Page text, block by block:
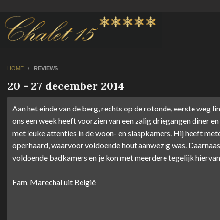
HOME / REVIEWS
20 - 27 december 2014
Aan het einde van de berg, rechts op de rotonde, eerste weg
ons een week heeft voorzien van een zalig driegangen diner
met leuke attenties in de woon- en slaapkamers. Hij heeft
openhaard, waarvoor voldoende hout aanwezig was.
voldoende badkamers en je kon met meerdere tegelijk
Fam. Marechal uit België